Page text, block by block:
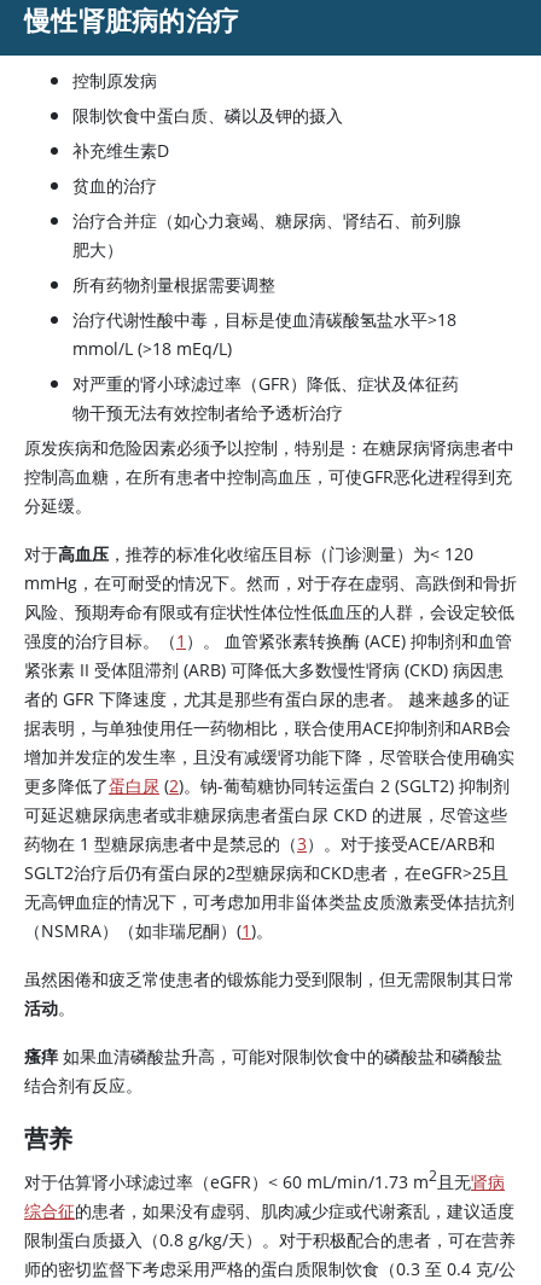
慢性肾脏病的治疗
控制原发病
限制饮食中蛋白质、磷以及钾的摄入
补充维生素D
贫血的治疗
治疗合并症（如心力衰竭、糖尿病、肾结石、前列腺
肥大）
所有药物剂量根据需要调整
治疗代谢性酸中毒，目标是使血清碳酸氢盐水平>18
mmol/L (>18 mEq/L)
对严重的肾小球滤过率（GFR）降低、症状及体征药
物干预无法有效控制者给予透析治疗
原发疾病和危险因素必须予以控制，特别是：在糖尿病肾病患者中
控制高血糖，在所有患者中控制高血压，可使GFR恶化进程得到充
分延缓。
对于高血压 ，推荐的标准化收缩压目标（门诊测量）为< 120
mmHg，在可耐受的情况下。然而，对于存在虚弱、高跌倒和骨折
风险、预期寿命有限或有症状性体位性低血压的人群，会设定较低
强度的治疗目标。（1 ）。 血管紧张素转换酶 (ACE) 抑制剂和血管
紧张素 II 受体阻滞剂 (ARB) 可降低大多数慢性肾病 (CKD) 病因患
者的 GFR 下降速度，尤其是那些有蛋白尿的患者。 越来越多的证
据表明，与单独使用任一药物相比，联合使用ACE抑制剂和ARB会
增加并发症的发生率，且没有减缓肾功能下降，尽管联合使用确实
更多降低了蛋白尿 (2)。钠-葡萄糖协同转运蛋白 2 (SGLT2) 抑制剂
可延迟糖尿病患者或非糖尿病患者蛋白尿 CKD 的进展，尽管这些
药物在 1 型糖尿病患者中是禁忌的（3）。对于接受ACE/ARB和
SGLT2治疗后仍有蛋白尿的2型糖尿病和CKD患者，在eGFR>25且
无高钾血症的情况下，可考虑加用非甾体类盐皮质激素受体拮抗剂
（NSMRA）（如非瑞尼酮）(1)。
虽然困倦和疲乏常使患者的锻炼能力受到限制，但无需限制其日常
活动。
瘙痒 如果血清磷酸盐升高，可能对限制饮食中的磷酸盐和磷酸盐
结合剂有反应。
营养
对于估算肾小球滤过率（eGFR） < 60 mL/min/1.73 m2且无肾病
综合征的患者，如果没有虚弱、肌肉减少症或代谢紊乱，建议适度
限制蛋白质摄入（0.8 g/kg/天）。对于积极配合的患者，可在营养
师的密切监督下考虑采用严格的蛋白质限制饮食（0.3 至 0.4 克/公